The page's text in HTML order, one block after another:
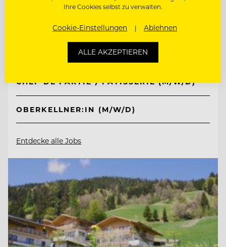
Interalpen-Hotel Tyrol
6410 Telfs, Österreich
CHEF DE PARTIE / PATISSERIE (M/W/D)
OBERKELLNER:IN (M/W/D)
Entdecke alle Jobs
Ihre Cookies selbst zu verwalten.
Cookie-Einstellungen Ablehnen
ALLE AKZEPTIEREN